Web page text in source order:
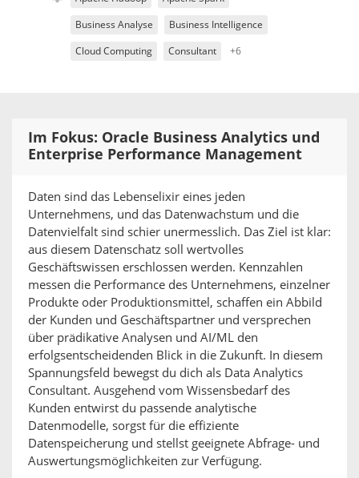
Business Analyse Business Intelligence
Cloud Computing Consultant +6
Im Fokus: Oracle Business Analytics und
Enterprise Performance Management
Daten sind das Lebenselixir eines jeden
Unternehmens, und das Datenwachstum und die
Datenvielfalt sind schier unermesslich. Das Ziel ist klar:
aus diesem Datenschatz soll wertvolles
Geschäftswissen erschlossen werden. Kennzahlen
messen die Performance des Unternehmens, einzelner
Produkte oder Produktionsmittel, schaffen ein Abbild
der Kunden und Geschäftspartner und versprechen
über prädikative Analysen und AI/ML den
erfolgsentscheidenden Blick in die Zukunft. In diesem
Spannungsfeld bewegst du dich als Data Analytics
Consultant. Ausgehend vom Wissensbedarf des
Kunden entwirst du passende analytische
Datenmodelle, sorgst für die effiziente
Datenspeicherung und stellst geeignete Abfrage- und
Auswertungsmöglichkeiten zur Verfügung.